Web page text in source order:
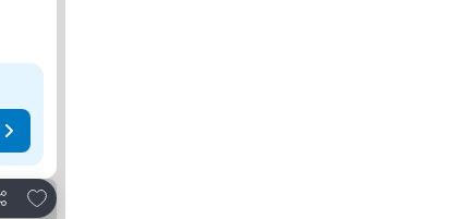
Adicionar aos favoritos